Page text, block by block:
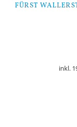
FÜRST
inkl.